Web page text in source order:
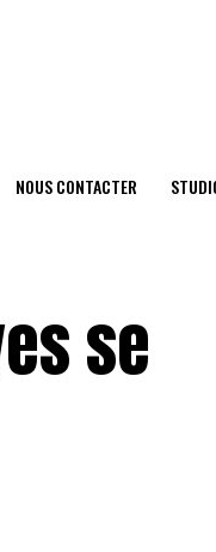
NOUS CONTACTER
se